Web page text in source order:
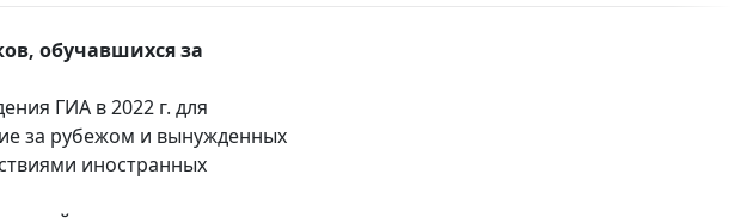
обучавшихся за
ГИА в 2022 г. для
за рубежом и вынужденных
иностранных